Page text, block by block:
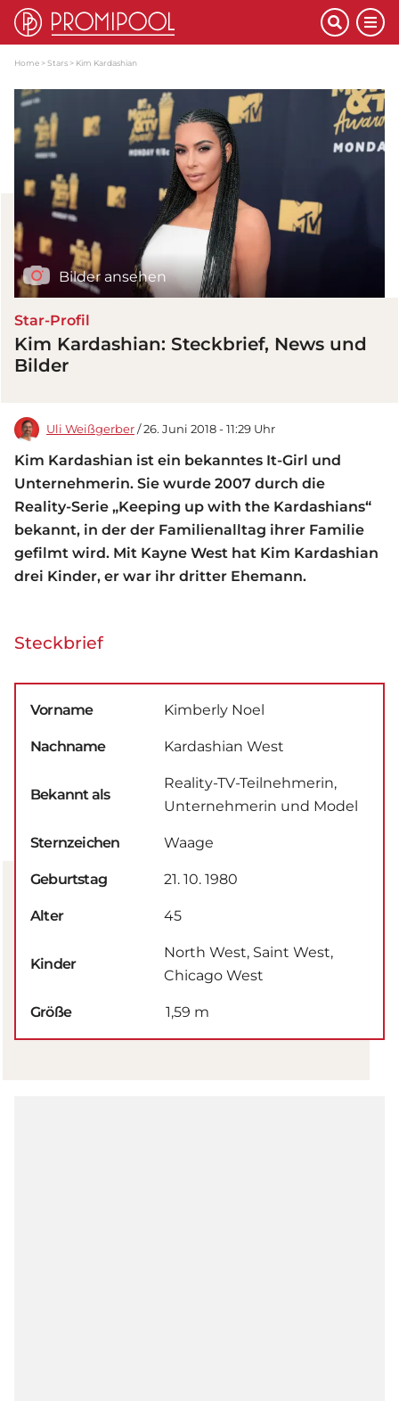
Home Stars Kim Kardashian
Bilder ansehen
Star-Profil
Kim Kardashian: Steckbrief, News und
Bilder
Uli Weißgerber / 26. Juni 2018 - 11:29 Uhr
Kim Kardashian ist ein bekanntes It-Girl und
Unternehmerin. Sie wurde 2007 durch die
Reality-Serie „Keeping up with the Kardashians“
bekannt, in der der Familienalltag ihrer Familie
gefilmt wird. Mit Kayne West hat Kim Kardashian
drei Kinder, er war ihr dritter Ehemann.
Steckbrief
Vorname Kimberly Noel
Nachname Kardashian West
Bekannt als
Reality-TV-Teilnehmerin,
Unternehmerin und Model
Sternzeichen Waage
Geburtstag 21. 10. 1980
Alter 45
Kinder
North West, Saint West,
Chicago West
Größe 1,59 m